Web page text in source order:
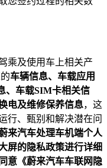
乘及使用车上相关产
车辆信息、车载应用
、车载SIM卡相关信
电及维修保养信息，这
行、甄别和解决潜在问
来汽车处理车机端个人
屏的隐私政策进行详细
意《蔚来汽车车联网隐